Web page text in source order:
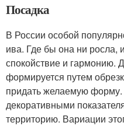
Посадка
В России особой
ива. Где бы она ни росла,
спокойствие и гармонию.
формируется путем
придать желаемую форму.
декоративными
территорию. Вариации